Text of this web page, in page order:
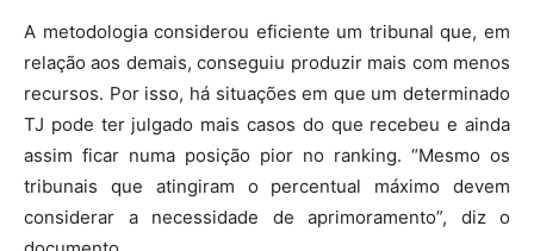
A metodologia considerou eficiente um tribunal que, em
relação aos demais, conseguiu produzir mais com menos
recursos. Por isso, há situações em que um determinado
TJ pode ter julgado mais casos do que recebeu e ainda
assim ficar numa posição pior no ranking. “Mesmo os
tribunais que atingiram o percentual máximo devem
considerar a necessidade de aprimoramento”, diz o